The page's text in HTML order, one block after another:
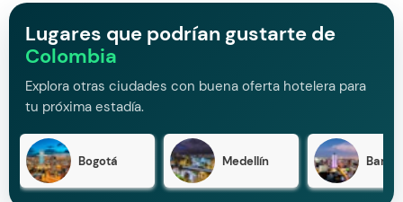
Lugares que podrían gustarte de
Colombia
Explora otras ciudades con buena oferta hotelera para
tu próxima estadía.
Bogotá Medellín